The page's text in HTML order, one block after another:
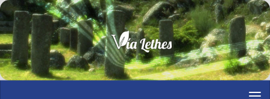
Saltar al contenido